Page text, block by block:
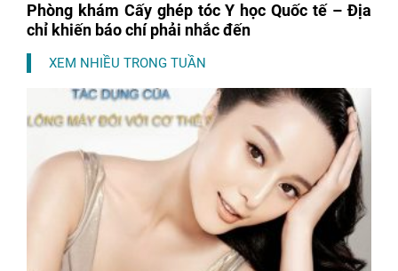
Phòng khám Cấy ghép tóc Y học Quốc tế – Địa
chỉ khiến báo chí phải nhắc đến
XEM NHIỀU TRONG TUẦN